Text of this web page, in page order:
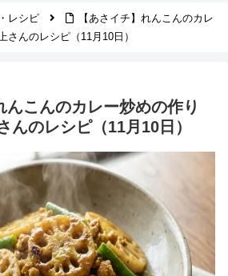
レシピ
【あさイチ】れんこんのカレ
さんのレシピ（11月10日）
んこんのカレー炒めの作り
んのレシピ（11月10日）